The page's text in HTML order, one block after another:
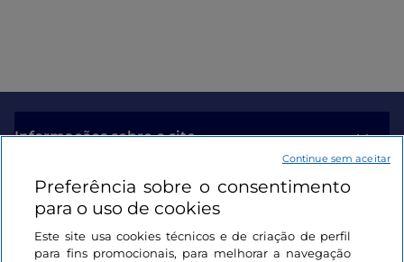
Informações sobre o site
Ligações úteis
Iniciar sessão
Preferência sobre o consentimento
para o uso de cookies
Este site usa cookies técnicos e de criação de perfil
para fins promocionais, para melhorar a navegação
Continue sem aceitar